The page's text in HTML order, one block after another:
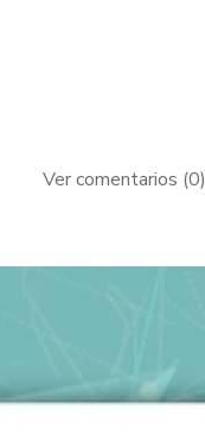
Ver comentarios (0)